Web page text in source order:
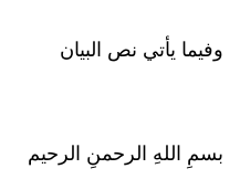
وفيما يأتي نص البيان
بسمِ اللهِ الرحمنِ الرحيم